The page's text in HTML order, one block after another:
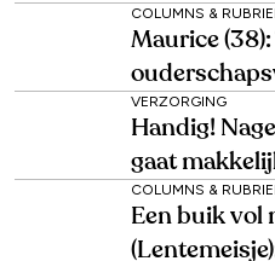
COLUMNS &
Maurice (38):
VERZORGING
Handig!
gaat
COLUMNS &
Een buik vol